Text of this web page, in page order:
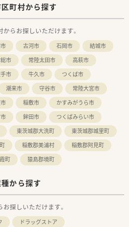
得でき、休暇中は会社から最新情報誌を自
しやすいサポートを実施しています。
学校1年生終了時まで1日最大2時間の時
女性または出産後1年を経過しない女性）
暇のほか、永年勤続特別休暇や取得しき
最大30日まで保存できる保存休暇制度
療貢献特別休暇や一人につき通算93日
ります。
活保険加入や各種見舞金、選択型福利厚
クル制度があります。
り組み、全社員が在宅医療に関わること
験を積みたい方
町村から探す
らお探しいただけます。
古河市 石岡市
結城市
市 常陸太田市
高萩市
市 牛久市
つくば市
潮来市 守谷市
常陸大宮市
稲敷市
かすみがうら市
鉾田市
つくばみらい市
東茨城郡大洗町
東茨城郡城里町
稲敷郡美浦村
稲敷郡阿見町
町 猿島郡境町
から探す
探しいただけます。
ドラッグストア